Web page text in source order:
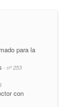
para la
- nº 253
con